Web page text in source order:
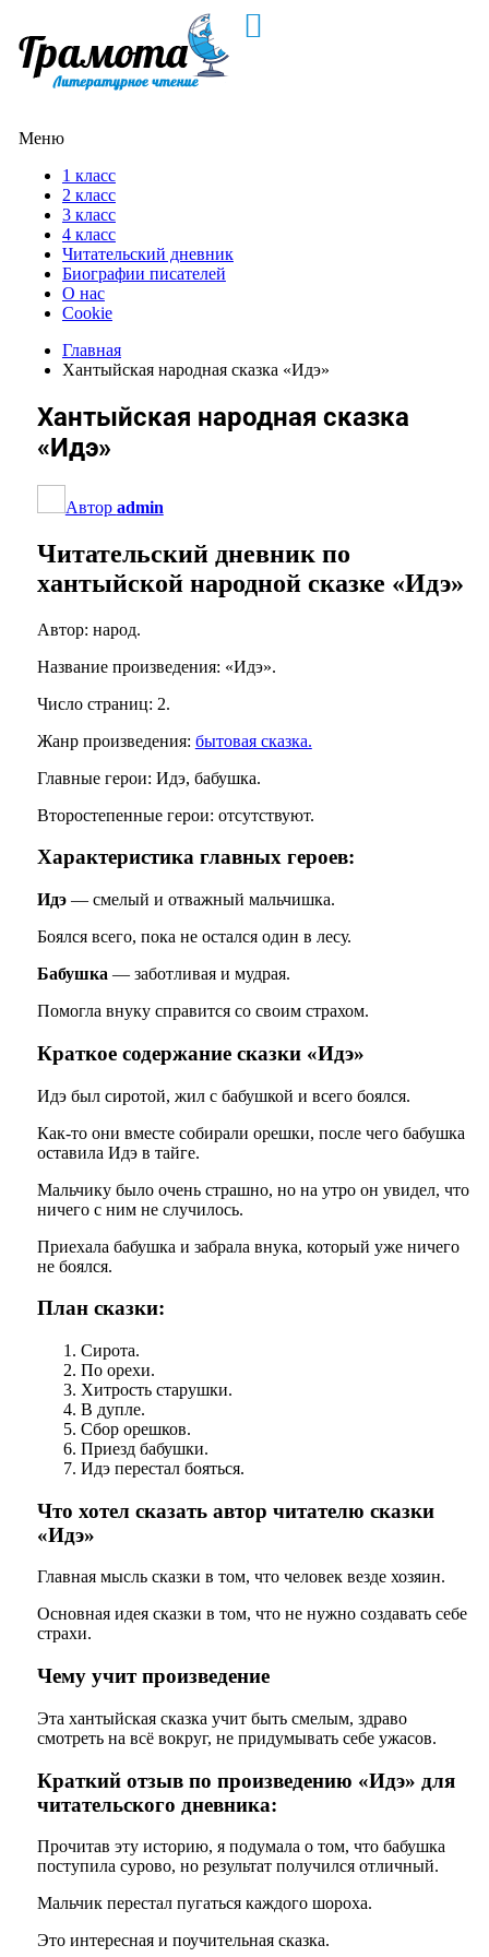
Меню
1 класс
2 класс
3 класс
4 класс
Читательский дневник
Биографии писателей
О нас
Cookie
Главная
Хантыйская народная сказка «Идэ»
Хантыйская народная сказка
«Идэ»
Автор admin
Читательский дневник по
хантыйской народной сказке «Идэ»
Автор: народ.
Название произведения: «Идэ».
Число страниц: 2.
Жанр произведения: бытовая сказка.
Главные герои: Идэ, бабушка.
Второстепенные герои: отсутствуют.
Характеристика главных героев:
Идэ— смелый и отважный мальчишка.
Боялся всего, пока не остался один в лесу.
Бабушка — заботливая и мудрая.
Помогла внуку справится со своим страхом.
Краткое содержание сказки «Идэ»
Идэ был сиротой, жил с бабушкой и всего боялся.
Как-то они вместе собирали орешки, после чего бабушка
оставила Идэ в тайге.
Мальчику было очень страшно, но на утро он увидел, что
ничего с ним не случилось.
Приехала бабушка и забрала внука, который уже ничего
не боялся.
План сказки:
Сирота.
По орехи.
Хитрость старушки.
В дупле.
Сбор орешков.
Приезд бабушки.
Идэ перестал бояться.
Что хотел сказать автор читателю сказки
«Идэ»
Главная мысль сказки в том, что человек везде хозяин.
Основная идея сказки в том, что не нужно создавать себе
страхи.
Чему учит произведение
Эта хантыйская сказка учит быть смелым, здраво
смотреть на всё вокруг, не придумывать себе ужасов.
Краткий отзыв по произведению «Идэ» для
читательского дневника:
Прочитав эту историю, я подумала о том, что бабушка
поступила сурово, но результат получился отличный.
Мальчик перестал пугаться каждого шороха.
Это интересная и поучительная сказка.